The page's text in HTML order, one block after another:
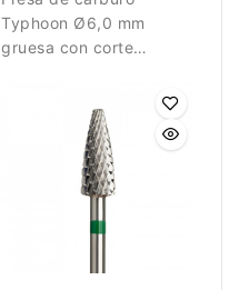
Typhoon Ø6,0 mm
gruesa con corte
eliminar material de
forma rápida y